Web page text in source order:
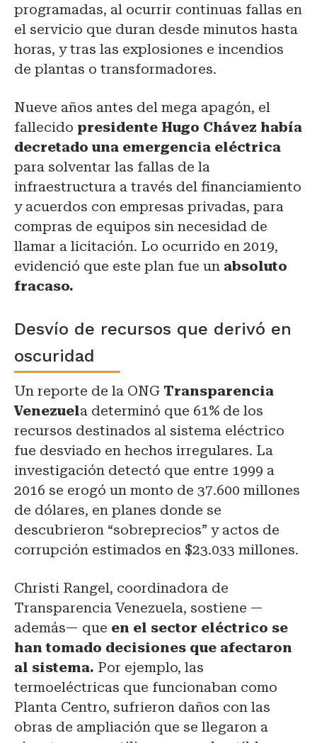
programadas, al ocurrir continuas fallas en
el servicio que duran desde minutos hasta
horas, y tras las explosiones e incendios
de plantas o transformadores.
Nueve años antes del mega apagón, el
fallecido presidente Hugo Chávez había
decretado una emergencia eléctrica
para solventar las fallas de la
infraestructura a través del financiamiento
y acuerdos con empresas privadas, para
compras de equipos sin necesidad de
llamar a licitación. Lo ocurrido en 2019,
evidenció que este plan fue un absoluto
fracaso.
Desvío de recursos que derivó en
oscuridad
Un reporte de la ONG Transparencia
Venezuela determinó que 61% de los
recursos destinados al sistema eléctrico
fue desviado en hechos irregulares. La
investigación detectó que entre 1999 a
2016 se erogó un monto de 37.600 millones
de dólares, en planes donde se
descubrieron “sobreprecios” y actos de
corrupción estimados en $23.033 millones.
Christi Rangel, coordinadora de
Transparencia Venezuela, sostiene —
además— que en el sector eléctrico se
han tomado decisiones que afectaron
al sistema. Por ejemplo, las
termoeléctricas que funcionaban como
Planta Centro, sufrieron daños con las
obras de ampliación que se llegaron a